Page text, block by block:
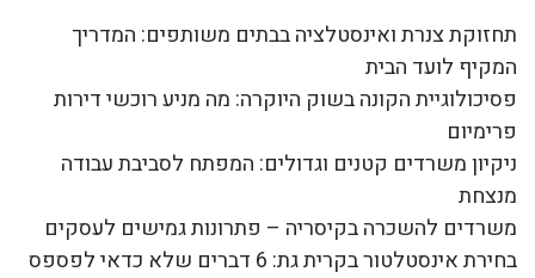
תחזוקת צנרת ואינסטלציה בבתים משותפים: המדריך
המקיף לועד הבית
פסיכולוגיית הקונה בשוק היוקרה: מה מניע רוכשי דירות
פרימיום
ניקיון משרדים קטנים וגדולים: המפתח לסביבת עבודה
מנצחת
משרדים להשכרה בקיסריה – פתרונות גמישים לעסקים
בחירת אינסטלטור בקרית גת: 6 דברים שלא כדאי לפספס